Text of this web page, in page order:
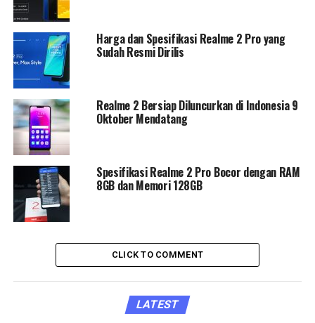
Harga dan Spesifikasi Realme 2 Pro yang
Sudah Resmi Dirilis
Realme 2 Bersiap Diluncurkan di Indonesia 9
Oktober Mendatang
Spesifikasi Realme 2 Pro Bocor dengan RAM
8GB dan Memori 128GB
CLICK TO COMMENT
LATEST